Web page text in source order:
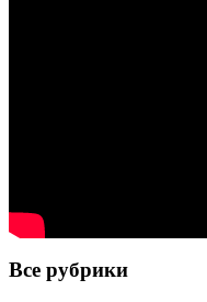
Все рубрики